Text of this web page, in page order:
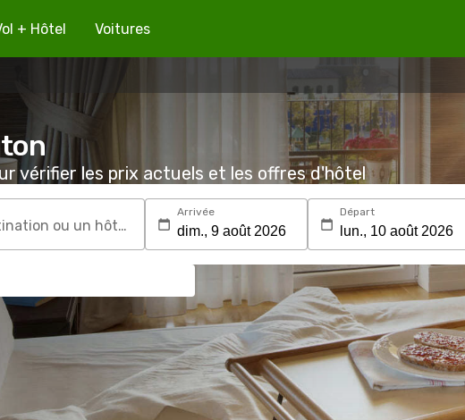
+ Hôtel Voitures
vérifier les prix actuels et les offres d'hôtel
Recherchez une destination ou un hôtel
Arrivée Départ